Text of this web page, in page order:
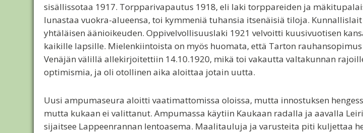
sisällissotaa 1917. Torpparivapautus 1918, eli laki torppareiden ja
lunastaa vuokra-alueensa, toi kymmeniä tuhansia itsenäisiä tiloja.
yhtäläisen äänioikeuden. Oppivelvollisuuslaki 1921 velvoitti kuusivuotisen
kaikille lapsille. Mielenkiintoista on myös huomata, että Tarton rauhansopimus
Venäjän välillä allekirjoitettiin 14.10.1920, mikä toi vakautta valtakunnan
optimismia, ja oli otollinen aika aloittaa jotain uutta.
Uusi ampumaseura aloitti vaatimattomissa oloissa, mutta innostuksen
mutta kukaan ei valittanut. Ampumassa käytiin Kaukaan radalla ja aavalla
sijaitsee Lappeenrannan lentoasema. Maalitauluja ja varusteita piti kuljettaa